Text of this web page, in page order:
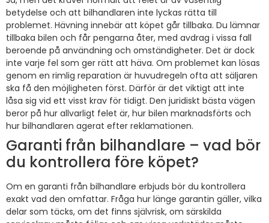
betydelse och att bilhandlaren inte lyckas rätta till
problemet. Hävning innebär att köpet går tillbaka. Du lämnar
tillbaka bilen och får pengarna åter, med avdrag i vissa fall
beroende på användning och omständigheter. Det är dock
inte varje fel som ger rätt att häva. Om problemet kan lösas
genom en rimlig reparation är huvudregeln ofta att säljaren
ska få den möjligheten först. Därför är det viktigt att inte
låsa sig vid ett visst krav för tidigt. Den juridiskt bästa vägen
beror på hur allvarligt felet är, hur bilen marknadsförts och
hur bilhandlaren agerat efter reklamationen.
Garanti från bilhandlare – vad bör
du kontrollera före köpet?
Om en garanti från bilhandlare erbjuds bör du kontrollera
exakt vad den omfattar. Fråga hur länge garantin gäller, vilka
delar som täcks, om det finns självrisk, om särskilda